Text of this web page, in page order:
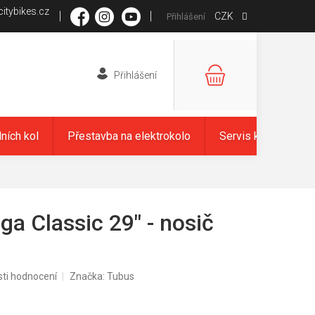
CZK
Přihlášení
NÁKUPNÍ
kol Přestavba na elektrokolo Servis kol
Classic 29" - nosič
hodnocení Značka: Tubus